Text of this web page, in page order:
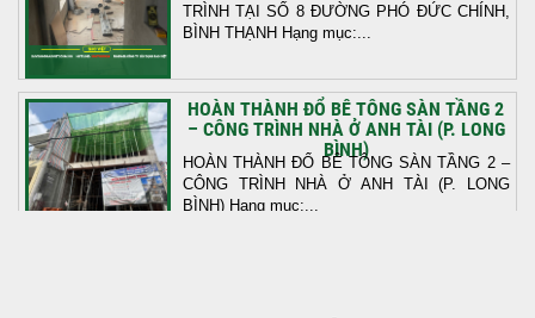
TRÌNH TẠI SỐ 8 ĐƯỜNG PHÓ ĐỨC CHÍNH,
BÌNH THẠNH Hạng mục:...
HOÀN THÀNH ĐỔ BÊ TÔNG SÀN TẦNG 2
– CÔNG TRÌNH NHÀ Ở ANH TÀI (P. LONG
BÌNH)
HOÀN THÀNH ĐỔ BÊ TÔNG SÀN TẦNG 2 –
CÔNG TRÌNH NHÀ Ở ANH TÀI (P. LONG
BÌNH) Hạng mục:...